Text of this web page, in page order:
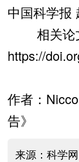
中国科学报
相关论
https://
作者：
告》
来源：科学网